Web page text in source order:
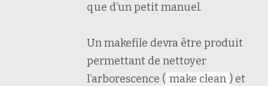
que d’un petit manuel.
Un makefile devra être produit
permettant de nettoyer
l’arborescence ( make clean ) et